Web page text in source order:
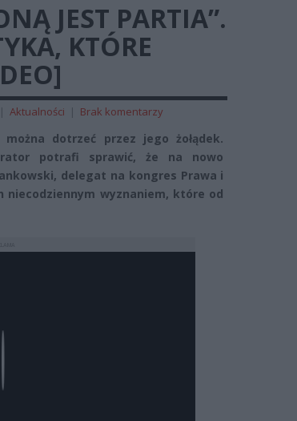
JEST PARTIA”.
KTÓRE
| Aktualności | Brak komentarzy
dotrzeć przez jego żołądek.
potrafi sprawić, że na nowo
delegat na kongres Prawa i
niecodziennym wyznaniem, które od